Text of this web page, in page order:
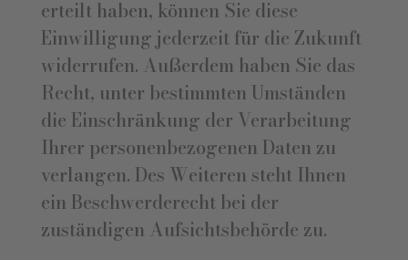
erteilt haben, können Sie diese
Einwilligung jederzeit für die Zukunft
widerrufen. Außerdem haben Sie das
Recht, unter bestimmten Umständen
die Einschränkung der Verarbeitung
Ihrer personenbezogenen Daten zu
verlangen. Des Weiteren steht Ihnen
ein Beschwerderecht bei der
zuständigen Aufsichtsbehörde zu.